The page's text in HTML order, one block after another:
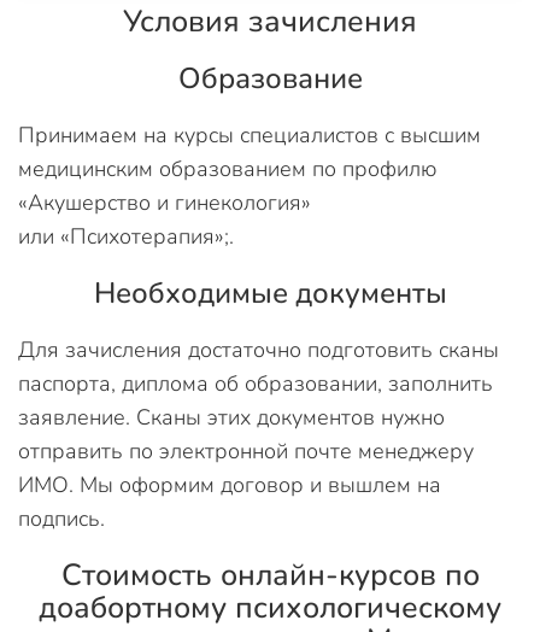
Условия зачисления
Образование
Принимаем на курсы специалистов с высшим
медицинским образованием по профилю
«Акушерство и гинекология»
или «Психотерапия»;.
Необходимые документы
Для зачисления достаточно подготовить сканы
паспорта, диплома об образовании, заполнить
заявление. Сканы этих документов нужно
отправить по электронной почте менеджеру
ИМО. Мы оформим договор и вышлем на
подпись.
Стоимость онлайн-курсов по
доабортному психологическому